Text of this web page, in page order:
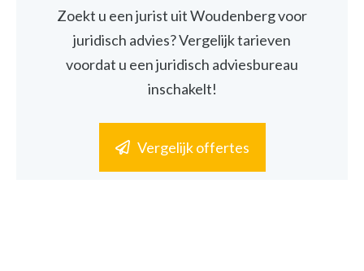
Zoekt u een jurist uit Woudenberg voor
juridisch advies? Vergelijk tarieven
voordat u een juridisch adviesbureau
inschakelt!
Vergelijk offertes